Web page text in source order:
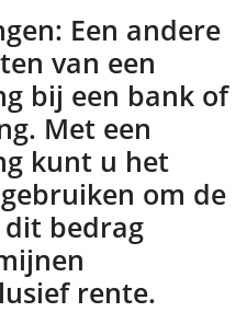
Een andere
van een
bij een bank of
Met een
kunt u het
om de
bedrag
rente.